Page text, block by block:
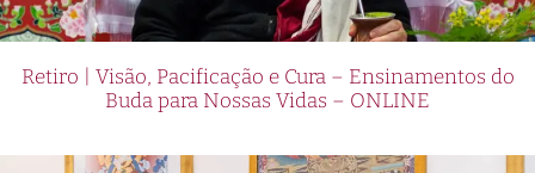
Retiro | Visão, Pacificação e Cura – Ensinamentos do
Buda para Nossas Vidas – ONLINE